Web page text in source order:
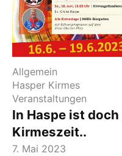
Allgemein
Hasper Kirmes
Veranstaltungen
In Haspe ist doch
Kirmeszeit..
7. Mai 2023